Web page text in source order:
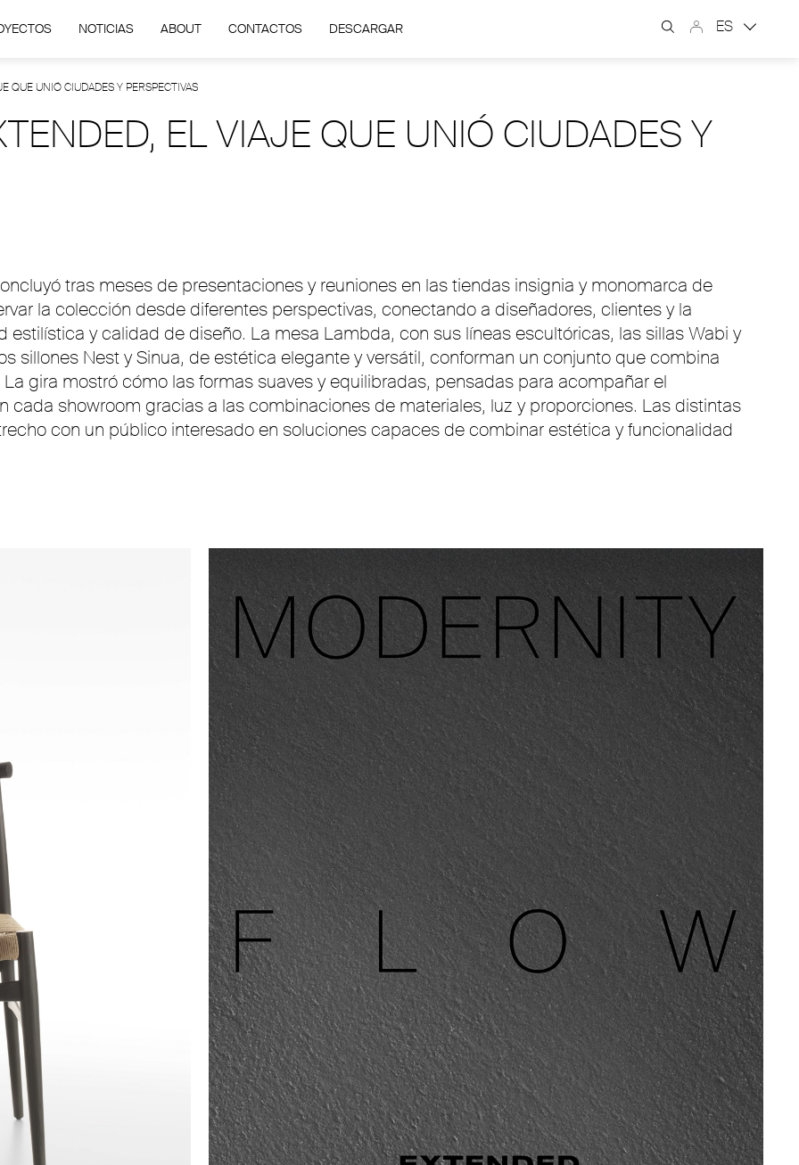
NOTICIAS ABOUT CONTACTOS DESCARGAR ES
QUE UNIÓ CIUDADES Y PERSPECTIVAS
EL VIAJE QUE UNIÓ CIUDADES Y
tras meses de presentaciones y reuniones en las tiendas insignia y monomarca de
la colección desde diferentes perspectivas, conectando a diseñadores, clientes y la
y calidad de diseño. La mesa Lambda, con sus líneas escultóricas, las sillas Wabi y
sillones Nest y Sinua, de estética elegante y versátil, conforman un conjunto que combina
gira mostró cómo las formas suaves y equilibradas, pensadas para acompañar el
cada showroom gracias a las combinaciones de materiales, luz y proporciones. Las distintas
con un público interesado en soluciones capaces de combinar estética y funcionalidad